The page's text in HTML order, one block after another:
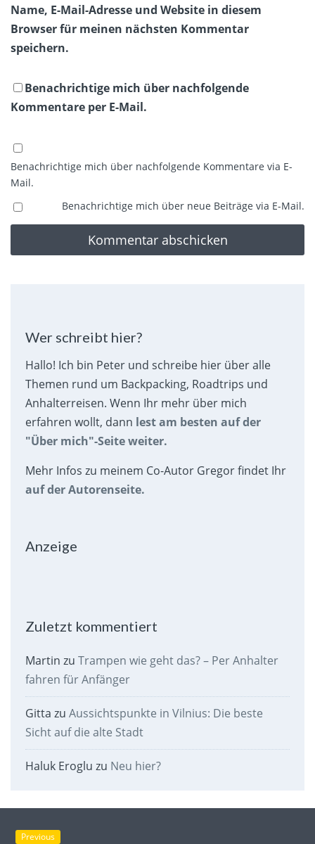
Name, E-Mail-Adresse und Website in diesem
Browser für meinen nächsten Kommentar
speichern.
Benachrichtige mich über nachfolgende
Kommentare per E-Mail.
Benachrichtige mich über nachfolgende Kommentare via E-
Mail.
Benachrichtige mich über neue Beiträge via E-Mail.
Wer schreibt hier?
Hallo! Ich bin Peter und schreibe hier über alle
Themen rund um Backpacking, Roadtrips und
Anhalterreisen. Wenn Ihr mehr über mich
erfahren wollt, dann lest am besten auf der
"Über mich"-Seite weiter.
Mehr Infos zu meinem Co-Autor Gregor findet Ihr
auf der Autorenseite.
Anzeige
Zuletzt kommentiert
Martin zu Trampen wie geht das? – Per Anhalter
fahren für Anfänger
Gitta zu Aussichtspunkte in Vilnius: Die beste
Sicht auf die alte Stadt
Haluk Eroglu zu Neu hier?
Previous